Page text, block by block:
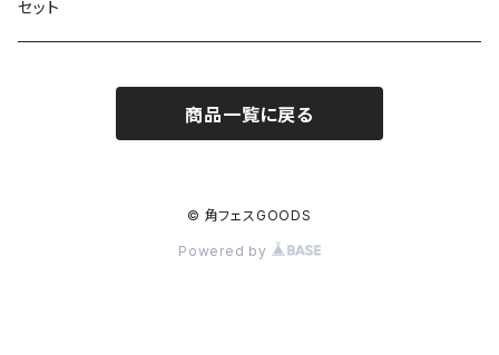
セット
商品一覧に戻る
© 角フェスGOODS
Powered by